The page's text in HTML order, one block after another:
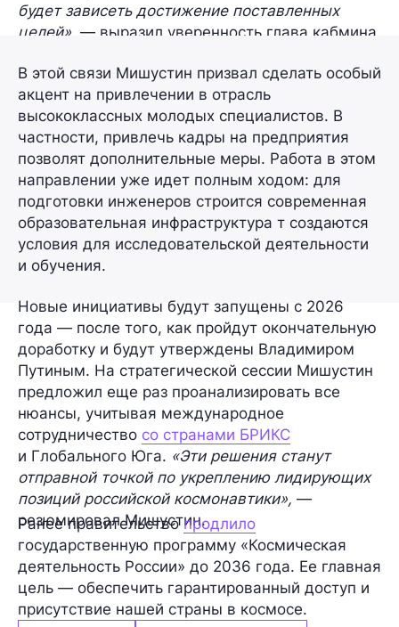
будет зависеть достижение поставленных
целей», — выразил уверенность глава кабмина.
В этой связи Мишустин призвал сделать особый
акцент на привлечении в отрасль
высококлассных молодых специалистов. В
частности, привлечь кадры на предприятия
позволят дополнительные меры. Работа в этом
направлении уже идет полным ходом: для
подготовки инженеров строится современная
образовательная инфраструктура т создаются
условия для исследовательской деятельности
и обучения.
Новые инициативы будут запущены с 2026
года — после того, как пройдут окончательную
доработку и будут утверждены Владимиром
Путиным. На стратегической сессии Мишустин
предложил еще раз проанализировать все
нюансы, учитывая международное
сотрудничество со странами БРИКС
и Глобального Юга. «Эти решения станут
отправной точкой по укреплению лидирующих
позиций российской космонавтики», —
резюмировал Мишустин.
Ранее правительствопродлило
государственную программу «Космическая
деятельность России» до 2036 года. Ее главная
цель — обеспечить гарантированный доступ и
присутствие нашей страны в космосе.